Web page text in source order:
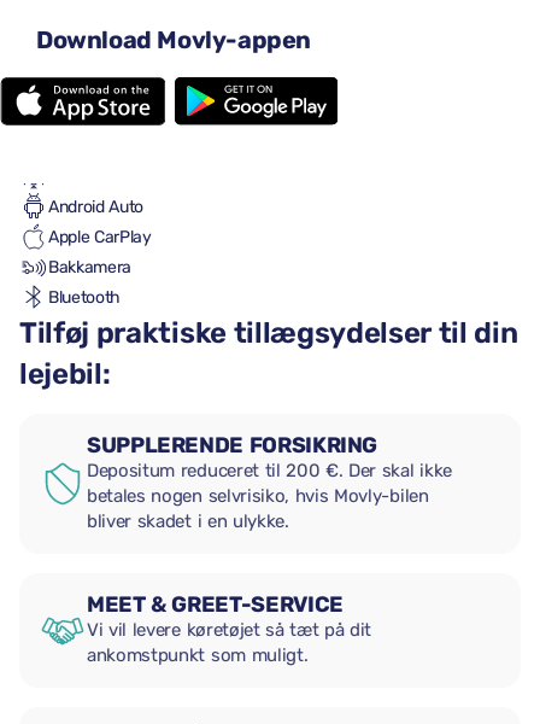
Download Movly-appen
Automatgear
5 sæder
3 store kufferter
En lille kuffert
Android Auto
Apple CarPlay
Bakkamera
Bluetooth
Tilføj praktiske tillægsydelser til din
lejebil:
SUPPLERENDE FORSIKRING
Depositum reduceret til 200 €. Der skal ikke
betales nogen selvrisiko, hvis Movly-bilen
bliver skadet i en ulykke.
MEET & GREET-SERVICE
Vi vil levere køretøjet så tæt på dit
ankomstpunkt som muligt.